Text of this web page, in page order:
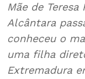
Mãe de
Alcântara
conheceu o
uma filha
Extremadura